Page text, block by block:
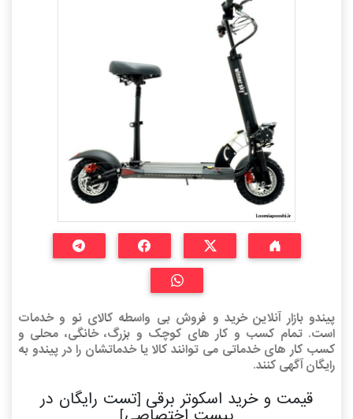
پیندو بازار آنلاین خرید و فروش بی واسطه کالای نو و خدمات
است. تمام کسب و کار های کوچک و بزرگ، خانگی، محلی و
کسب کار های خدماتی می توانند کالا یا خدماتشان را در پیندو به
رایگان آگهی کنند.
قیمت و خرید اسکوتر برقی [تست رایگان در